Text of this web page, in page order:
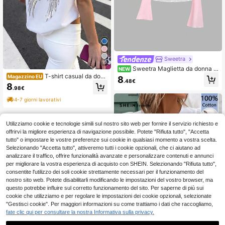
10
Magazzino EU T-shirt casual da donn
a con scollo tondo e maniche corte,
bianca, con ricamo di ali d'angelo e
paillettes, stile Y2K estivo per uscit
e, feste, vacanze e spiaggia
8.98€
4-7 giorni lavorativi
Sweetra
NEW Sweetra Maglietta da donna d
olce ed elegante a maniche lunghe,
con patchwork in pizzo, stile dolce
datta per l'uso quotidiano
8.48€
Utilizziamo cookie e tecnologie simili sul nostro sito web per fornire il servizio richiesto e
offrirvi la migliore esperienza di navigazione possibile. Potete "Rifiuta tutto", "Accetta
tutto" o impostare le vostre preferenze sui cookie in qualsiasi momento a vostra scelta.
Selezionando "Accetta tutto", attiveremo tutti i cookie opzionali, che ci aiutano ad
analizzare il traffico, offrire funzionalità avanzate e personalizzare contenuti e annunci
per migliorare la vostra esperienza di acquisto con SHEIN. Selezionando "Rifiuta tutto",
consentite l'utilizzo dei soli cookie strettamente necessari per il funzionamento del
nostro sito web. Potete disabilitarli modificando le impostazioni del vostro browser, ma
questo potrebbe influire sul corretto funzionamento del sito. Per saperne di più sui
cookie che utilizziamo e per regolare le impostazioni dei cookie opzionali, selezionate
"Gestisci cookie". Per maggiori informazioni su come trattiamo i dati che raccogliamo,
fate clic qui per consultare la nostra Informativa sulla privacy.